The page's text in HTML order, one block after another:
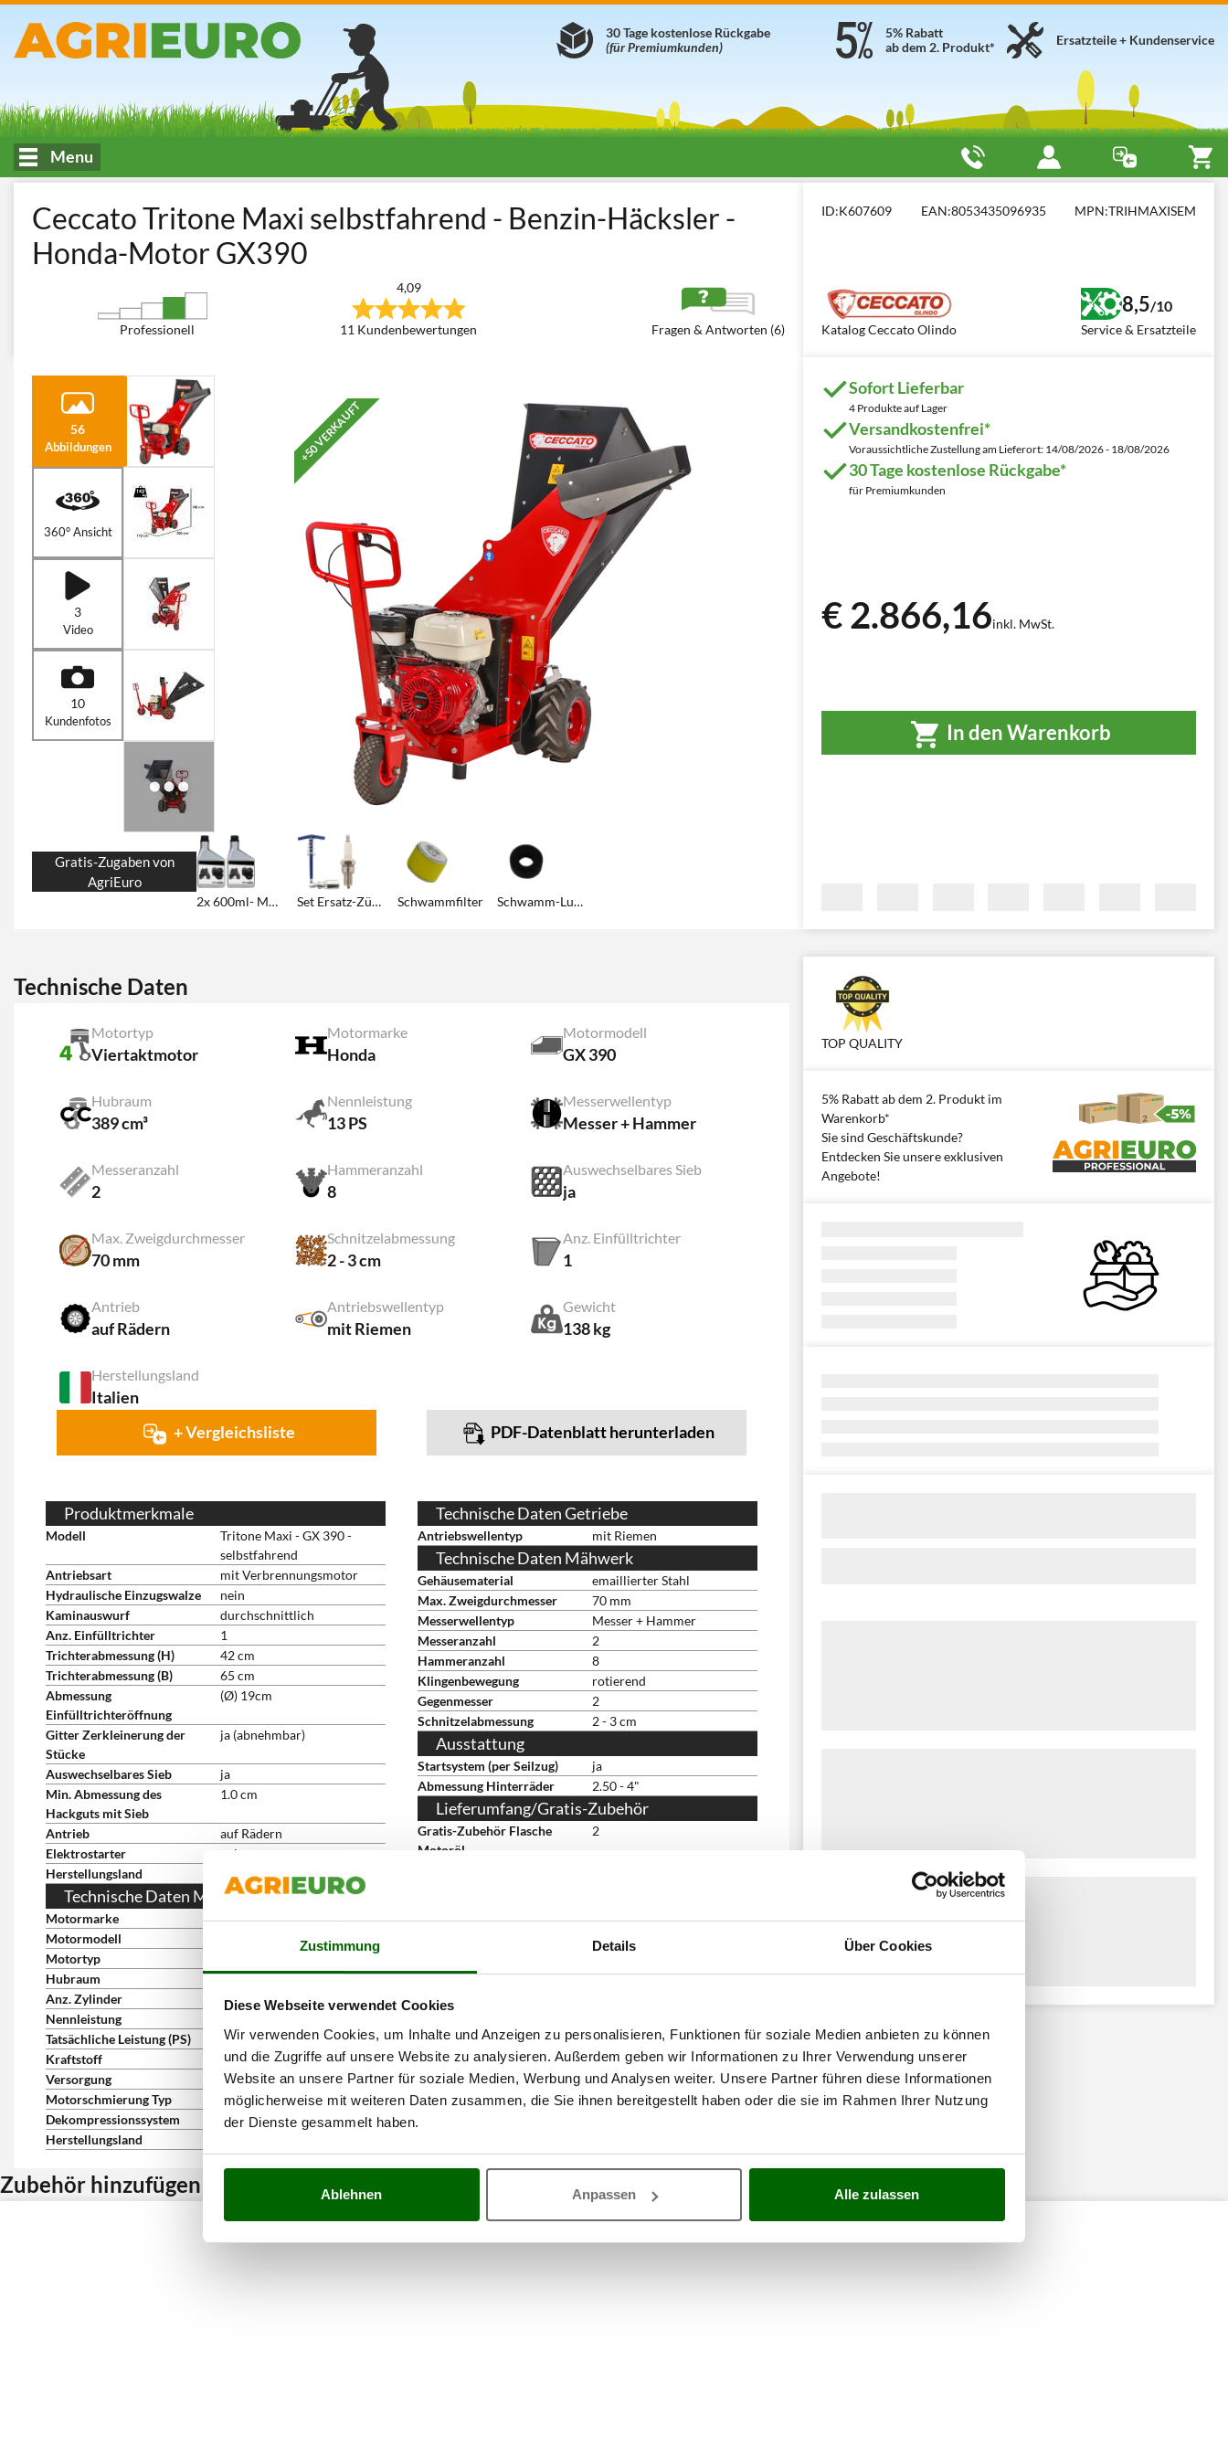
Zustimmung Details Über Cookies
Diese Webseite verwendet Cookies
Wir verwenden Cookies, um Inhalte und Anzeigen zu personalisieren, Funktionen für soziale Medien anbieten zu können
und die Zugriffe auf unsere Website zu analysieren. Außerdem geben wir Informationen zu Ihrer Verwendung unserer
Website an unsere Partner für soziale Medien, Werbung und Analysen weiter. Unsere Partner führen diese Informationen
möglicherweise mit weiteren Daten zusammen, die Sie ihnen bereitgestellt haben oder die sie im Rahmen Ihrer Nutzung
der Dienste gesammelt haben.
Ablehnen Anpassen Alle zulassen
Ersatzteile + Kundenservice
5% Rabatt
ab dem 2. Produkt*
30 Tage kostenlose Rückgabe
(für Premiumkunden)
Menu
Ceccato Tritone Maxi selbstfahrend - Benzin-Häcksler -
Honda-Motor GX390
Professionell
4,09
11 Kundenbewertungen Fragen & Antworten (6)
ID:K607609 EAN:8053435096935 MPN:TRIHMAXISEM
Katalog Ceccato Olindo
8,5/10
Service & Ersatzteile
56
Abbildungen
360° Ansicht
3
Video
10
Kundenfotos
+50 VERKAUFT
Gratis-Zugaben von
AgriEuro
2x 600ml- Motoröl Set Ersatz-Zündkerze Schwammfilter Schwamm-Luftfilter
Sofort Lieferbar
4 Produkte auf Lager
Versandkostenfrei*
Voraussichtliche Zustellung am Lieferort: 14/08/2026 - 18/08/2026
30 Tage kostenlose Rückgabe*
für Premiumkunden
€ 2.866,16inkl. MwSt.
In den Warenkorb
Technische Daten
Motortyp
Viertaktmotor
Motormarke
Honda
Motormodell
GX 390
Hubraum
389 cm³
Nennleistung
13 PS
Messerwellentyp
Messer + Hammer
Messeranzahl
2
Hammeranzahl
8
Auswechselbares Sieb
ja
Max. Zweigdurchmesser
70 mm
Schnitzelabmessung
2 - 3 cm
Anz. Einfülltrichter
1
Antrieb
auf Rädern
Antriebswellentyp
mit Riemen
Gewicht
138 kg
Herstellungsland
Italien
+ Vergleichsliste PDF-Datenblatt herunterladen
Produktmerkmale
Modell
Tritone Maxi - GX 390 -
selbstfahrend
Antriebsart
mit Verbrennungsmotor
Hydraulische Einzugswalze
nein
Kaminauswurf
durchschnittlich
Anz. Einfülltrichter
1
Trichterabmessung (H)
42 cm
Trichterabmessung (B)
65 cm
Abmessung
Einfülltrichteröffnung
(Ø) 19cm
Gitter Zerkleinerung der
Stücke
ja (abnehmbar)
Auswechselbares Sieb
ja
Min. Abmessung des
Hackguts mit Sieb
1.0 cm
Antrieb
auf Rädern
Elektrostarter
nein
Herstellungsland
Italien
Technische Daten Motor
Motormarke
Honda
Motormodell
Motortyp
Hubraum
389 cm³
Anz. Zylinder
1
Nennleistung
Tatsächliche Leistung (PS)
11.7 PS
Kraftstoff
bleifreies Benzin
Versorgung
OHV-hängende Ventile
Motorschmierung Typ
Ölbadschmierung
Dekompressionssystem
automatisch
Herstellungsland
Technische Daten Getriebe
Antriebswellentyp mit Riemen
Technische Daten Mähwerk
Gehäusematerial
emaillierter Stahl
Max. Zweigdurchmesser
70 mm
Messerwellentyp
Messer + Hammer
Messeranzahl
2
Hammeranzahl
8
Klingenbewegung
rotierend
Gegenmesser
2
Schnitzelabmessung
2 - 3 cm
Ausstattung
Startsystem (per Seilzug)
ja
Abmessung Hinterräder
2.50 - 4"
Lieferumfang/Gratis-Zubehör
Gratis-Zubehör Flasche
Motoröl
2
138 kg
Verpackung
Auf Palette
cm (LxBxH)
Gesamtgewicht mit
Verpackung
168 kg
Lieferung mit hydraulischer
ja
30 Minuten
TOP QUALITY
5% Rabatt ab dem 2. Produkt im
Warenkorb*
Sie sind Geschäftskunde?
Entdecken Sie unsere exklusiven
Angebote!
Zubehör hinzufügen und Rabatt erhalten